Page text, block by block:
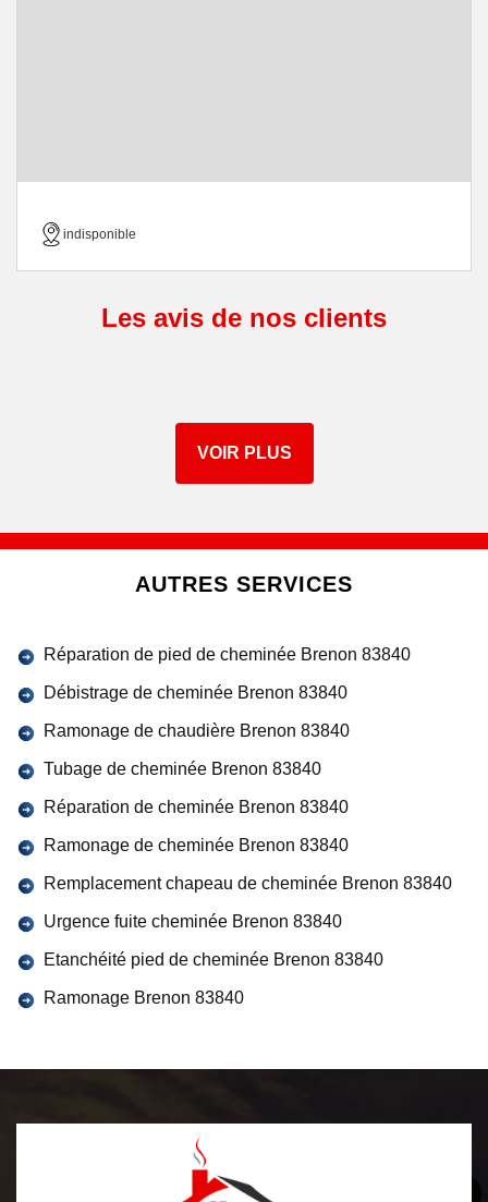
indisponible
Les avis de nos clients
VOIR PLUS
AUTRES SERVICES
Réparation de pied de cheminée Brenon 83840
Débistrage de cheminée Brenon 83840
Ramonage de chaudière Brenon 83840
Tubage de cheminée Brenon 83840
Réparation de cheminée Brenon 83840
Ramonage de cheminée Brenon 83840
Remplacement chapeau de cheminée Brenon 83840
Urgence fuite cheminée Brenon 83840
Etanchéité pied de cheminée Brenon 83840
Ramonage Brenon 83840